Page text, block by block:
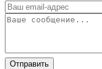
Отправить